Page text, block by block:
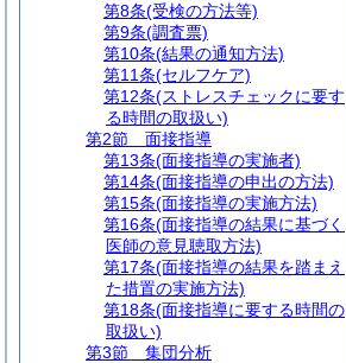
第8条(受検の方法等)
第9条(調査票)
第10条(結果の通知方法)
第11条(セルフケア)
第12条(ストレスチェックに要す
る時間の取扱い)
第2節
面接指導
第13条(面接指導の実施者)
第14条(面接指導の申出の方法)
第15条(面接指導の実施方法)
第16条(面接指導の結果に基づく
医師の意見聴取方法)
第17条(面接指導の結果を踏まえ
た措置の実施方法)
第18条(面接指導に要する時間の
取扱い)
第3節
集団分析